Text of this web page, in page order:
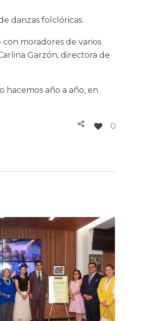
danzas folclóricas.
moradores de varios
Garzón, directora de
año a año, en
0